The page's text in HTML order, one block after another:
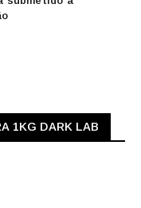
1KG DARK LAB